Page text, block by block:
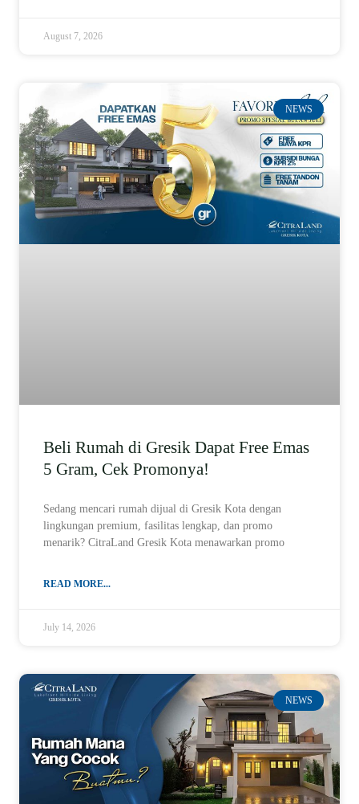
August 7, 2026
NEWS
Beli Rumah di Gresik Dapat Free Emas
5 Gram, Cek Promonya!
Sedang mencari rumah dijual di Gresik Kota dengan
lingkungan premium, fasilitas lengkap, dan promo
menarik? CitraLand Gresik Kota menawarkan promo
READ MORE...
July 14, 2026
NEWS